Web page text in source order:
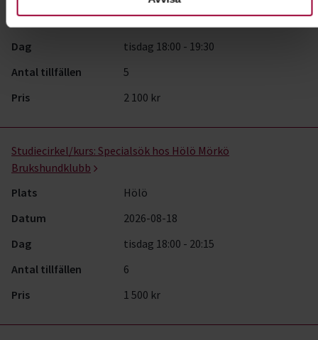
Datum
2026-08-18
Dag
tisdag 18:00 - 19:30
Antal tillfällen
5
Pris
2 100 kr
Studiecirkel/kurs: Specialsök hos Hölö Mörkö
Brukshundklubb
Plats
Hölö
Datum
2026-08-18
Dag
tisdag 18:00 - 20:15
Antal tillfällen
6
Pris
1 500 kr